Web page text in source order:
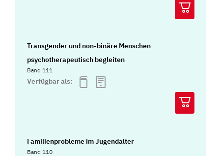
Transgender und non-binäre Menschen
psychotherapeutisch begleiten
Band 111
Verfügbar als:
Familienprobleme im Jugendalter
Band 110